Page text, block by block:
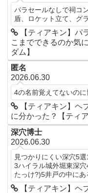
パラセールなしで祠コ
盾、ロケット立て、グ
【ティアキン】パ
こまでできるのか気
ダム】
匿名
2026.06.30
4の名前覚えてないの
【ティアキン】ヘ
に分かった？【ティ
深穴博士
2026.06.30
見つかりにくい深穴5
3ハイラル城外堀東深
たっけ?)5井戸の中にあ
【ティアキン】ヘ